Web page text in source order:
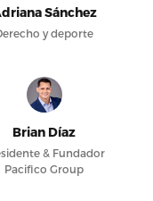
Sánchez
y deporte
Brian Díaz
& Fundador
Pacifico Group